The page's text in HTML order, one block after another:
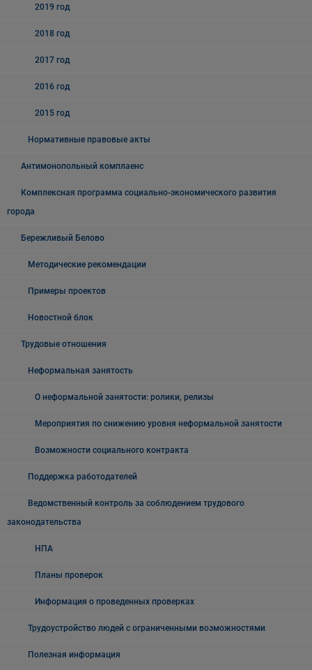
2019 год
2018 год
2017 год
2016 год
2015 год
Нормативные правовые акты
Антимонопольный комплаенс
Комплексная программа социально-экономического развития
города
Бережливый Белово
Методические рекомендации
Примеры проектов
Новостной блок
Трудовые отношения
Неформальная занятость
О неформальной занятости: ролики, релизы
Мероприятия по снижению уровня неформальной занятости
Возможности социального контракта
Поддержка работодателей
Ведомственный контроль за соблюдением трудового
законодательства
НПА
Планы проверок
Информация о проведенных проверках
Трудоустройство людей с ограниченными возможностями
Полезная информация